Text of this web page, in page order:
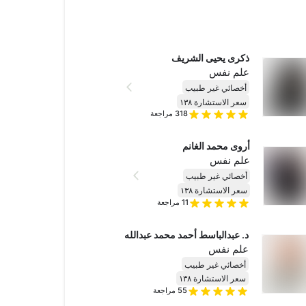
ذكرى يحيى الشريف
علم نفس
أخصائي غير طبيب
سعر الاستشارة ١٣٨
318 مراجعة
أروى محمد الغانم
علم نفس
أخصائي غير طبيب
سعر الاستشارة ١٣٨
11 مراجعة
د. عبدالباسط أحمد محمد عبدالله
علم نفس
أخصائي غير طبيب
سعر الاستشارة ١٣٨
55 مراجعة